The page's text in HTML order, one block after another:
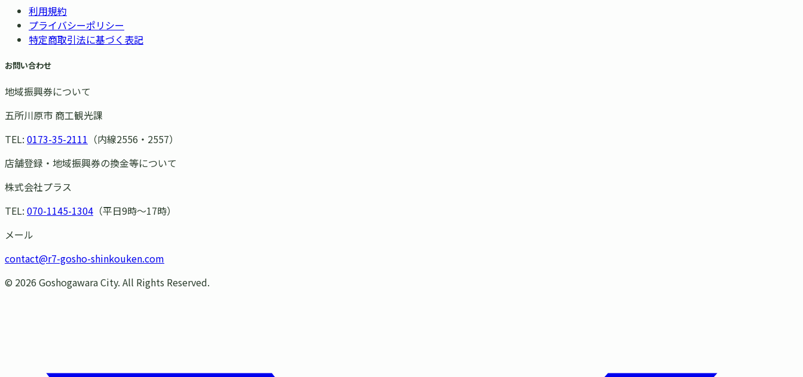
利用規約
プライバシーポリシー
特定商取引法に基づく表記
お問い合わせ
地域振興券について
五所川原市 商工観光課
TEL: 0173-35-2111 （内線2556・2557）
店舗登録・地域振興券の換金等について
株式会社プラス
TEL: 070-1145-1304 （平日9時〜17時）
メール
contact@r7-gosho-shinkouken.com
© 2026 Goshogawara City. All Rights Reserved.